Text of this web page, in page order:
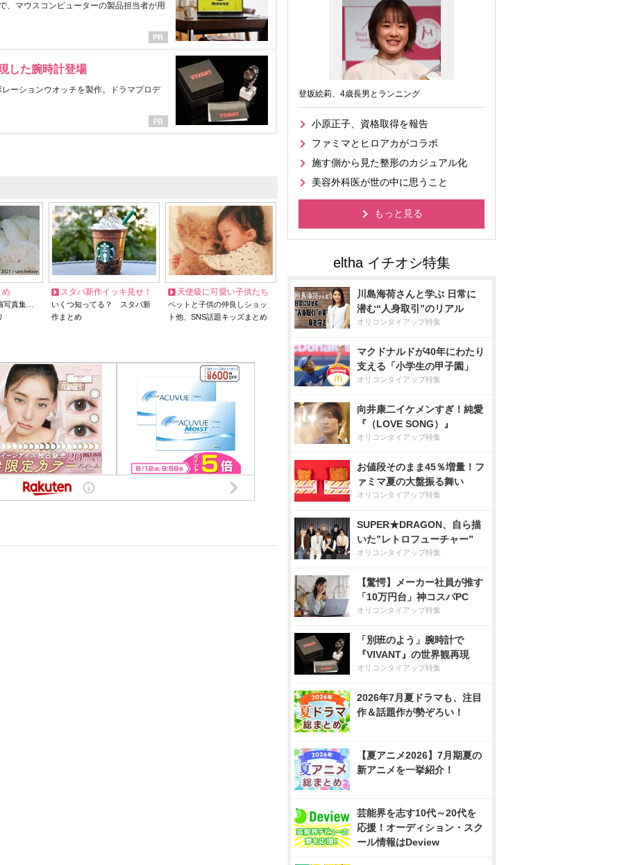
、マウスコンピューターの製品担当者が用
した腕時計登場
ーションウオッチを製作。ドラマプロデ
め
写真集…
スタバ新作イッキ見せ！
いくつ知ってる？ スタバ新
作まとめ
天使級に可愛い子供たち
ペットと子供の仲良しショッ
ト他、SNS話題キッズまとめ
登坂絵莉、4歳長男とランニング
小原正子、資格取得を報告
ファミマとヒロアカがコラボ
施す側から見た整形のカジュアル化
美容外科医が世の中に思うこと
もっと見る
川島海荷さんと学ぶ 日常に
潜む“人身取引”のリアル
オリコンタイアップ特集
マクドナルドが40年にわたり
支える「小学生の甲子園」
オリコンタイアップ特集
向井康二イケメンすぎ！純愛
『（LOVE SONG）』
オリコンタイアップ特集
お値段そのまま45％増量！フ
ァミマ夏の大盤振る舞い
オリコンタイアップ特集
SUPER★DRAGON、自ら描
いた”レトロフューチャー”
オリコンタイアップ特集
【驚愕】メーカー社員が推す
「10万円台」神コスパPC
オリコンタイアップ特集
「別班のよう」腕時計で
『VIVANT』の世界観再現
オリコンタイアップ特集
2026年7月夏ドラマも、注目
作＆話題作が勢ぞろい！
【夏アニメ2026】7月期夏の
新アニメを一挙紹介！
芸能界を志す10代～20代を
応援！オーディション・スク
ール情報はDeview